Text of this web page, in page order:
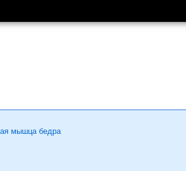
мышца бедра